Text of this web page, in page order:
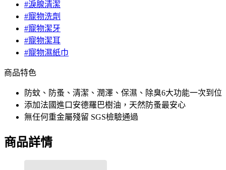
#淚腺清潔
#寵物洗劑
#寵物潔牙
#寵物潔耳
#寵物濕紙巾
商品特色
防蚊、防蚤、清潔、潤澤、保濕、除臭6大功能一次到位
添加法國進口安德羅巴樹油，天然防蚤最安心
無任何重金屬殘留 SGS檢驗通過
商品詳情